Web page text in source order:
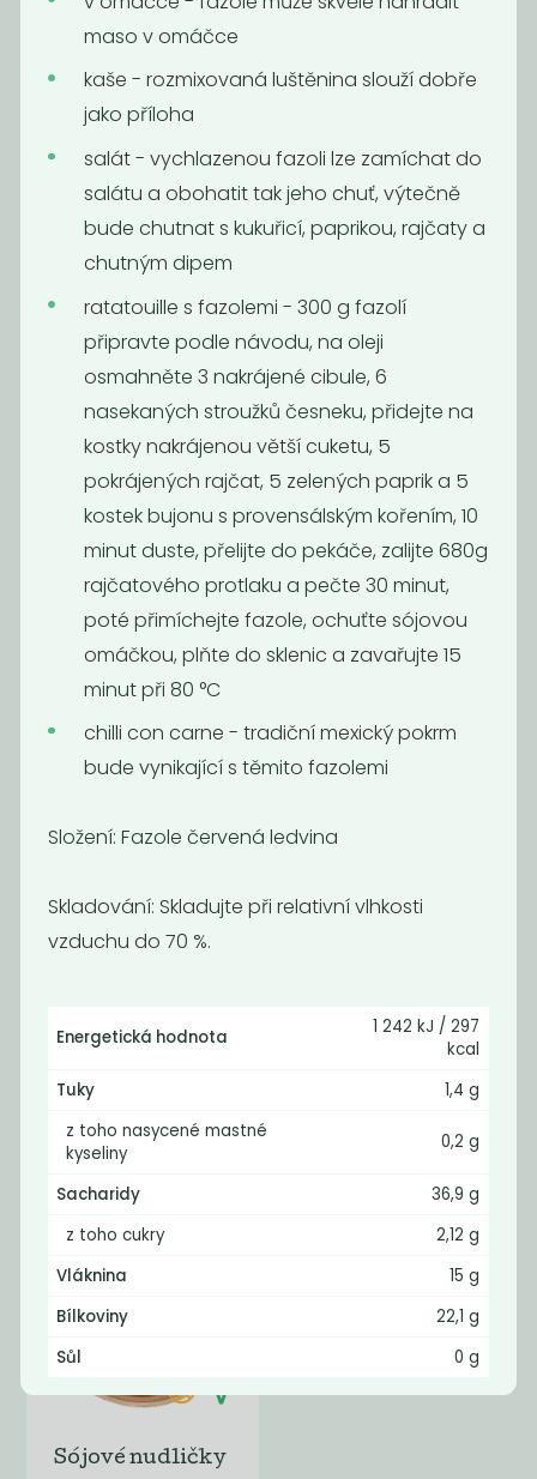
Fazole Borlotti
129Kč / Kg
Sójový granulát
130Kč/ Kg
Cizrna King
139Kč / Kg 145Kč/ Kg
střední máslová
149Kč/ Kg
Sójové nudličky
maso v omáčce
kaše - rozmixovaná luštěnina slouží dobře
jako příloha
salát - vychlazenou fazoli lze zamíchat do
salátu a obohatit tak jeho chuť, výtečně
bude chutnat s kukuřicí, paprikou, rajčaty a
chutným dipem
ratatouille s fazolemi - 300 g fazolí
připravte podle návodu, na oleji
osmahněte 3 nakrájené cibule, 6
nasekaných stroužků česneku, přidejte na
kostky nakrájenou větší cuketu, 5
pokrájených rajčat, 5 zelených paprik a 5
kostek bujonu s provensálským kořením, 10
minut duste, přelijte do pekáče, zalijte 680g
rajčatového protlaku a pečte 30 minut,
poté přimíchejte fazole, ochuťte sójovou
omáčkou, plňte do sklenic a zavařujte 15
minut při 80 °C
chilli con carne - tradiční mexický pokrm
bude vynikající s těmito fazolemi
Složení: Fazole červená ledvina
Skladování: Skladujte při relativní vlhkosti
vzduchu do 70 %.
Energetická hodnota
1 242 kJ / 297
kcal
Tuky
1,4 g
z toho nasycené mastné
kyseliny
0,2 g
Sacharidy
36,9 g
z toho cukry
2,12 g
Vláknina
15 g
Bílkoviny
22,1 g
Sůl
0 g